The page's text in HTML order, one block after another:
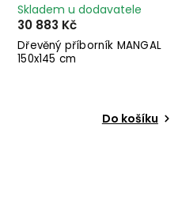
Dřevěný příborník MANGAL
150x145 cm
Skladem u dodavatele
30 883 Kč
Do košíku